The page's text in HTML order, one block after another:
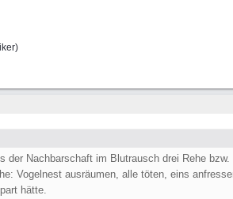
Nachbarschaft im Blutrausch drei Rehe
Vogelnest ausräumen, alle töten, eins
hätte.